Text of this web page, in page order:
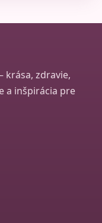
krása, zdravie,
a inšpirácia pre